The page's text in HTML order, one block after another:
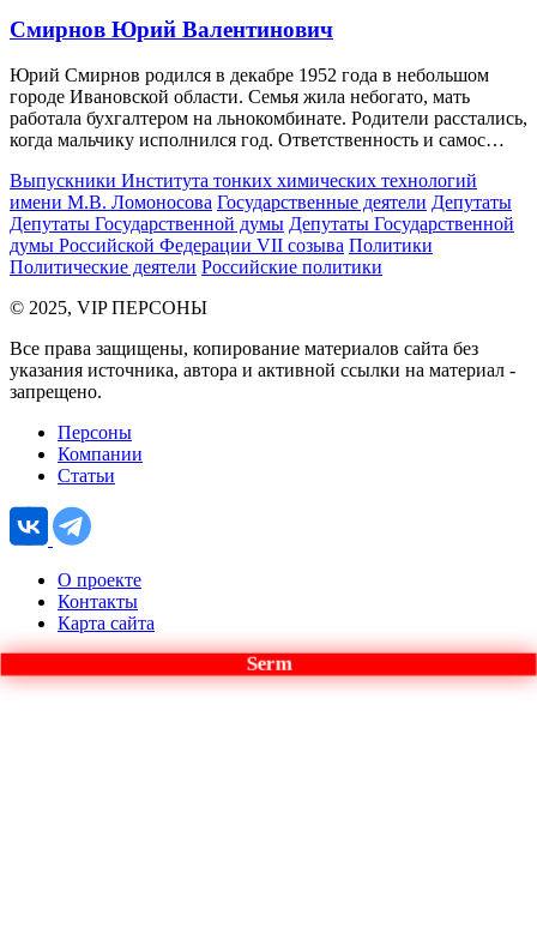
Смирнов Юрий Валентинович
Юрий Смирнов родился в декабре 1952 года в небольшом
городе Ивановской области. Семья жила небогато, мать
работала бухгалтером на льнокомбинате. Родители расстались,
когда мальчику исполнился год. Ответственность и самос…
Выпускники Института тонких химических технологий
имени М.В. Ломоносова Государственные деятели Депутаты
Депутаты Государственной думы Депутаты Государственной
думы Российской Федерации VII созыва Политики
Политические деятели Российские политики
© 2025, VIP ПЕРСОНЫ
Все права защищены, копирование материалов сайта без
указания источника, автора и активной ссылки на материал -
запрещено.
Персоны
Компании
Статьи
О проекте
Контакты
Карта сайта
Serm